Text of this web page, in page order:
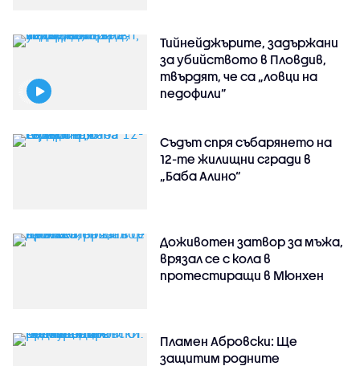
Тийнейджърите, задържани
за убийството в Пловдив,
твърдят, че са „ловци на
педофили”
Съдът спря събарянето на
12-те жилищни сгради в
„Баба Алино“
Доживотен затвор за мъжа,
врязал се с кола в
протестиращи в Мюнхен
Пламен Абровски: Ще
защитим родните